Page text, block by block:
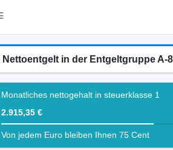
Nettoentgelt in der Entgeltgruppe
Monatliches nettogehalt in steuerklasse 1
2.915,35 €
Von jedem Euro bleiben Ihnen 75 Cent